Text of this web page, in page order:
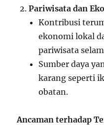
Pariwisata dan
Kontribusi
ekonomi lokal
pariwisata
Sumber daya
karang seperti
obatan.
Ancaman terhadap